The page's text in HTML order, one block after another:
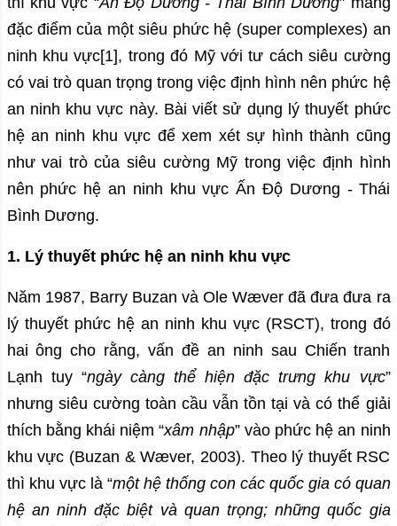
đặc điểm của một siêu phức hệ (super complexes) an
ninh khu vực[1], trong đó Mỹ với tư cách siêu cường
có vai trò quan trọng trong việc định hình nên phức hệ
an ninh khu vực này. Bài viết sử dụng lý thuyết phức
hệ an ninh khu vực để xem xét sự hình thành cũng
như vai trò của siêu cường Mỹ trong việc định hình
nên phức hệ an ninh khu vực Ấn Độ Dương - Thái
Bình Dương.
1. Lý thuyết phức hệ an ninh khu vực
Năm 1987, Barry Buzan và Ole Wæver đã đưa đưa ra
lý thuyết phức hệ an ninh khu vực (RSCT), trong đó
hai ông cho rằng, vấn đề an ninh sau Chiến tranh
Lạnh tuy “ngày càng thể hiện đặc trưng khu vực”
nhưng siêu cường toàn cầu vẫn tồn tại và có thể giải
thích bằng khái niệm “xâm nhập” vào phức hệ an ninh
khu vực (Buzan & Wæver, 2003). Theo lý thuyết RSC
thì khu vực là “một hệ thống con các quốc gia có quan
hệ an ninh đặc biệt và quan trọng; những quốc gia